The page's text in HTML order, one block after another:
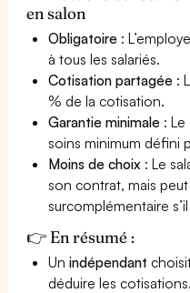
en salon
Obligatoire :
à tous les salariés.
Cotisation partagée :
% de la cotisation.
Garantie minimale :
soins minimum défini
Moins de choix : Le
son contrat, mais
surcomplémentaire
👉 En résumé :
Unindépendant
déduire les cotisations.